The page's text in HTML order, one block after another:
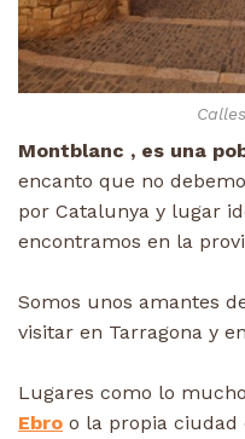
Montblanc , es una
encanto que no
por Catalunya y lugar
encontramos en la
Somos unos amantes
visitar en Tarragona y
Lugares como lo mucho
Ebro o la propia ciudad